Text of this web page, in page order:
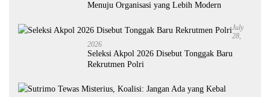
Menuju Organisasi yang Lebih Modern
July
28,
2026
Seleksi Akpol 2026 Disebut Tonggak Baru
Rekrutmen Polri